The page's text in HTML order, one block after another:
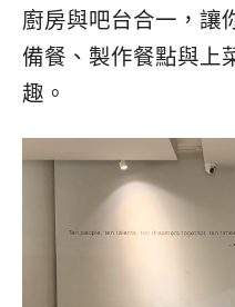
廚房與吧台合一，讓
備餐、製作餐點與上
趣。